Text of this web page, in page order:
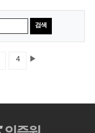
검색
4 ▶